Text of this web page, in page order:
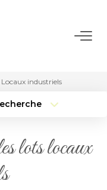
Locaux industriels
minlots locaux